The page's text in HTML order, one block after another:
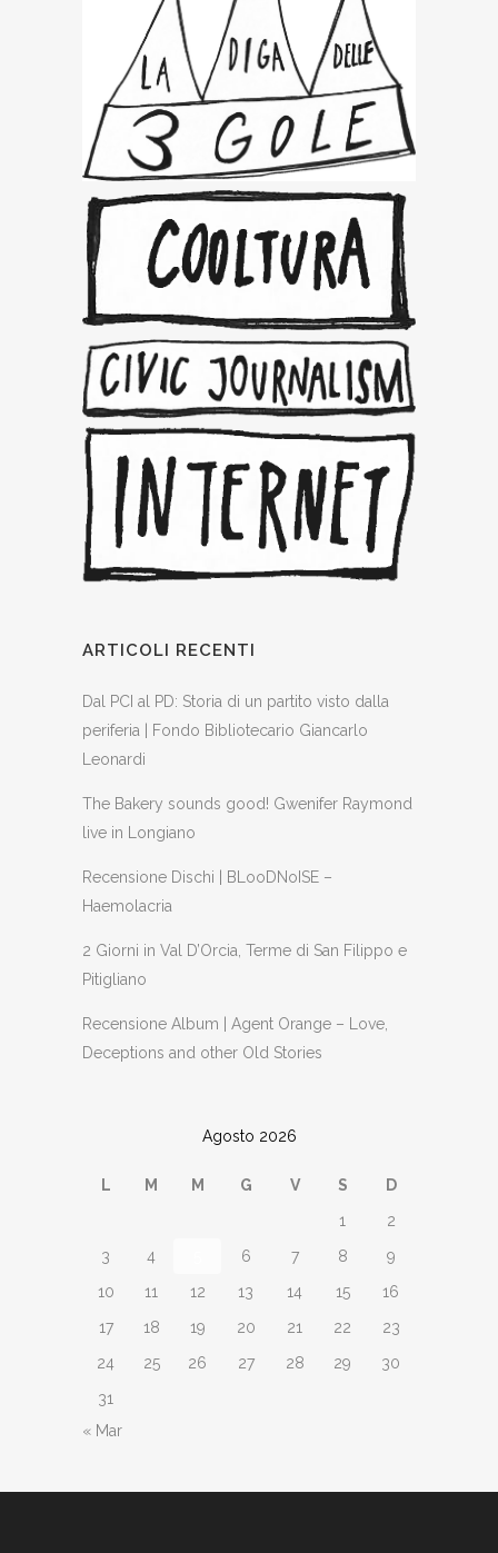
ARTICOLI RECENTI
Dal PCI al PD: Storia di un partito visto dalla
periferia | Fondo Bibliotecario Giancarlo
Leonardi
The Bakery sounds good! Gwenifer Raymond
live in Longiano
Recensione Dischi | BLooDNoISE –
Haemolacria
2 Giorni in Val D’Orcia, Terme di San Filippo e
Pitigliano
Recensione Album | Agent Orange – Love,
Deceptions and other Old Stories
Agosto 2026
L M M G V S
D
1
2
3
4 6 7 8
9
10
11 12 13 14 15
16
17
18 19 20 21 22
23
24
25 26 27 28 29
30
31
« Mar